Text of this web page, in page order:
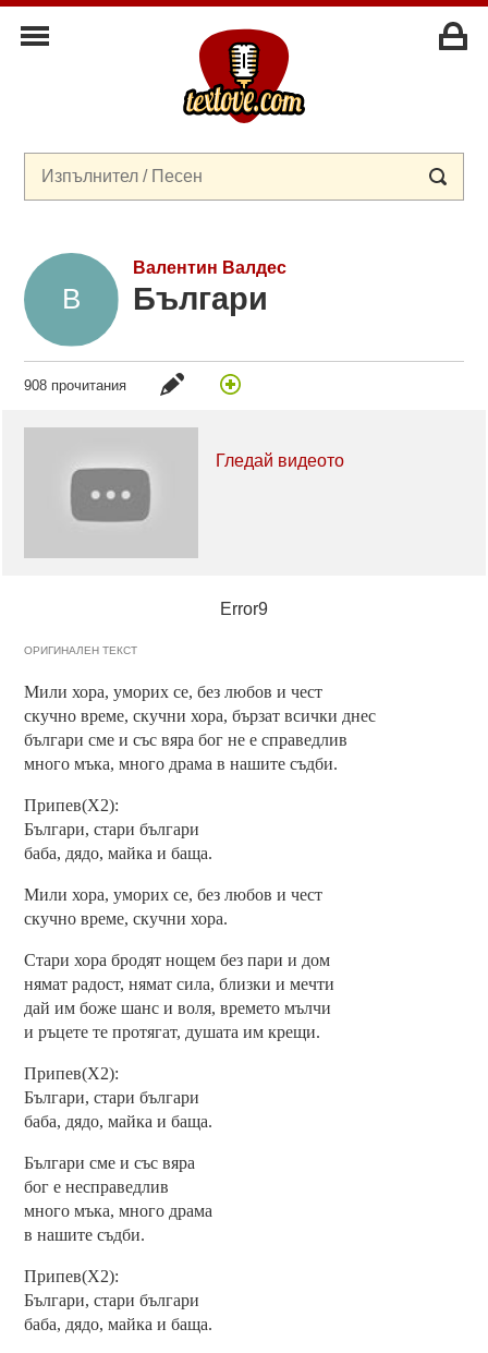
Валентин Валдес
Българи
908 прочитания
Гледай видеото
Error9
ОРИГИНАЛЕН ТЕКСТ
Мили хора, уморих се, без любов и чест
скучно време, скучни хора, бързат всички днес
българи сме и със вяра бог не е справедлив
много мъка, много драма в нашите съдби.
Припев(Х2):
Българи, стари българи
баба, дядо, майка и баща.
Мили хора, уморих се, без любов и чест
скучно време, скучни хора.
Стари хора бродят нощем без пари и дом
нямат радост, нямат сила, близки и мечти
дай им боже шанс и воля, времето мълчи
и ръцете те протягат, душата им крещи.
Припев(Х2):
Българи, стари българи
баба, дядо, майка и баща.
Българи сме и със вяра
бог е несправедлив
много мъка, много драма
в нашите съдби.
Припев(Х2):
Българи, стари българи
баба, дядо, майка и баща.